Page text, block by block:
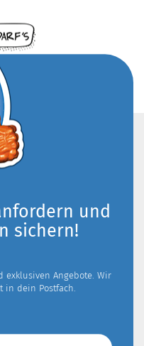
und
sichern!
exklusiven Angebote. Wir
in dein Postfach.